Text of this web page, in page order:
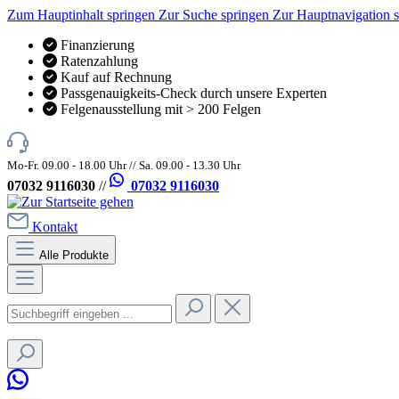
Zum Hauptinhalt springen Zur Suche springen Zur Hauptnavigation
Finanzierung
Ratenzahlung
Kauf auf Rechnung
Passgenauigkeits-Check durch unsere Experten
Felgenausstellung mit > 200 Felgen
Mo-Fr. 09.00 - 18.00 Uhr // Sa. 09.00 - 13.30 Uhr
07032 9116030 // 07032 9116030
Kontakt
Alle Produkte